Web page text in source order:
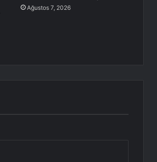
Ağustos 7, 2026